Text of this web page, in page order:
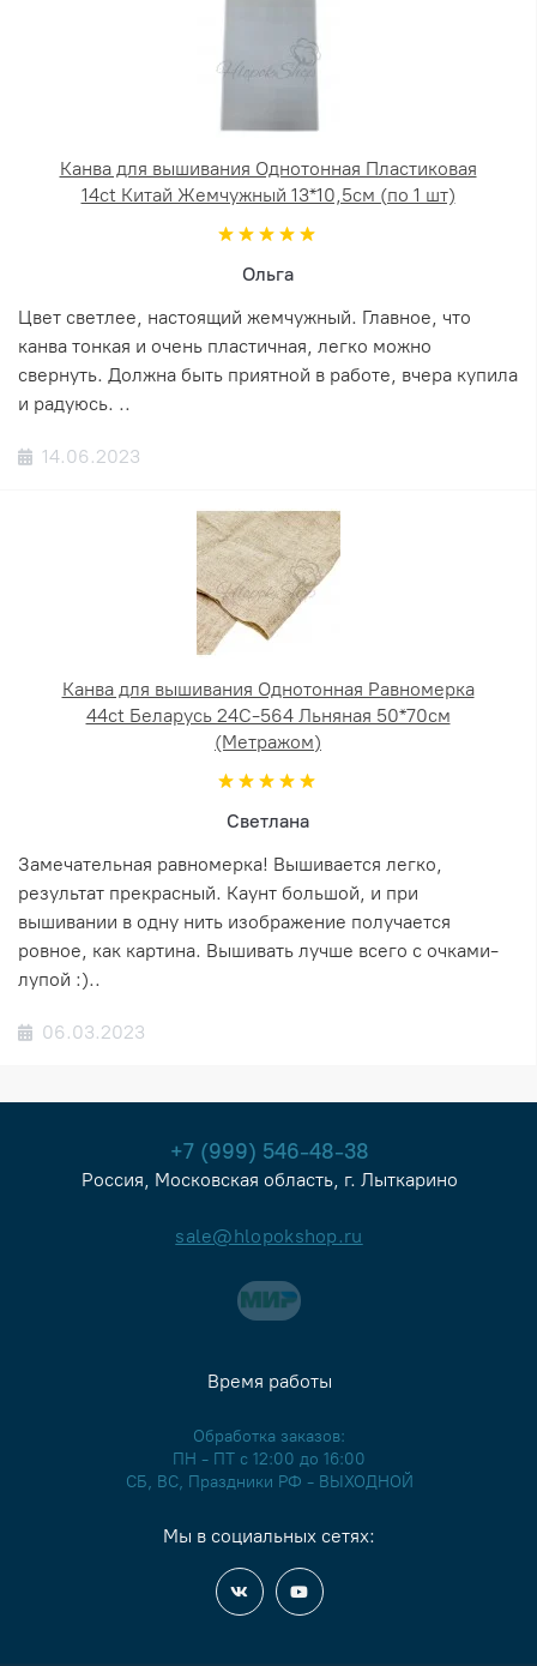
Канва для вышивания Однотонная Пластиковая
14ct Китай Жемчужный 13*10,5см (по 1 шт)
Ольга
Цвет светлее, настоящий жемчужный. Главное, что
канва тонкая и очень пластичная, легко можно
свернуть. Должна быть приятной в работе, вчера купила
и радуюсь. ..
14.06.2023
Канва для вышивания Однотонная Равномерка
44ct Беларусь 24С-564 Льняная 50*70см
(Метражом)
Светлана
Замечательная равномерка! Вышивается легко,
результат прекрасный. Каунт большой, и при
вышивании в одну нить изображение получается
ровное, как картина. Вышивать лучше всего с очками-
лупой :)..
06.03.2023
+7 (999) 546-48-38
Россия, Московская область, г. Лыткарино
sale@hlopokshop.ru
Время работы
Обработка заказов:
ПН - ПТ с 12:00 до 16:00
СБ, ВС, Праздники РФ - ВЫХОДНОЙ
Мы в социальных сетях: